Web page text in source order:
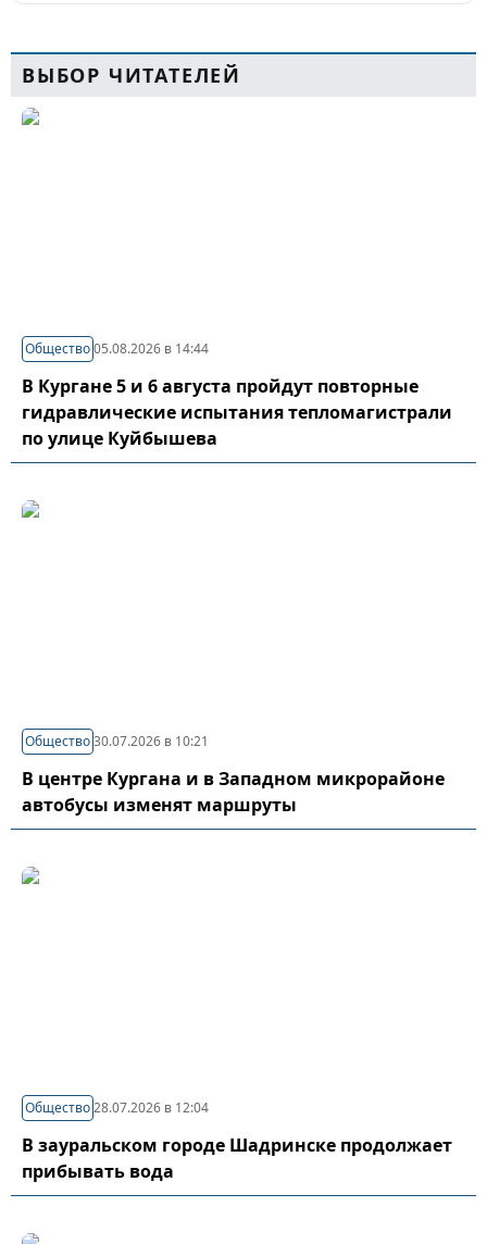
ВЫБОР ЧИТАТЕЛЕЙ
Общество05.08.2026 в 14:44
В Кургане 5 и 6 августа пройдут повторные
гидравлические испытания тепломагистрали
по улице Куйбышева
Общество30.07.2026 в 10:21
В центре Кургана и в Западном микрорайоне
автобусы изменят маршруты
Общество28.07.2026 в 12:04
В зауральском городе Шадринске продолжает
прибывать вода